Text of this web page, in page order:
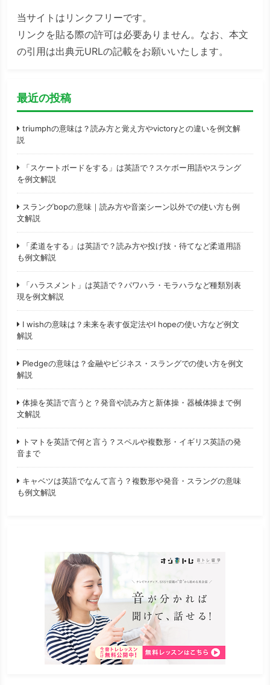
当サイトはリンクフリーです。
リンクを貼る際の許可は必要ありません。なお、本文
の引用は出典元URLの記載をお願いいたします。
最近の投稿
triumphの意味は？読み方と覚え方やvictoryとの違いを例文解
説
「スケートボードをする」は英語で？スケボー用語やスラング
を例文解説
スラングbopの意味｜読み方や音楽シーン以外での使い方も例
文解説
「柔道をする」は英語で？読み方や投げ技・待てなど柔道用語
も例文解説
「ハラスメント」は英語で？パワハラ・モラハラなど種類別表
現を例文解説
I wishの意味は？未来を表す仮定法やI hopeの使い方など例文
解説
Pledgeの意味は？金融やビジネス・スラングでの使い方を例文
解説
体操を英語で言うと？発音や読み方と新体操・器械体操まで例
文解説
トマトを英語で何と言う？スペルや複数形・イギリス英語の発
音まで
キャベツは英語でなんて言う？複数形や発音・スラングの意味
も例文解説